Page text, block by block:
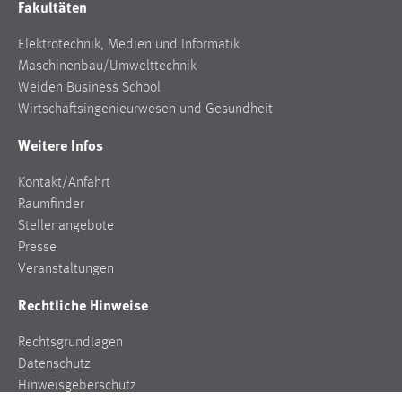
Fakultäten
Elektrotechnik, Medien und Informatik
Maschinenbau/Umwelttechnik
Weiden Business School
Wirtschaftsingenieurwesen und Gesundheit
Weitere Infos
Kontakt/Anfahrt
Raumfinder
Stellenangebote
Presse
Veranstaltungen
Rechtliche Hinweise
Rechtsgrundlagen
Datenschutz
Hinweisgeberschutz
Zweck:
einloggen zu können.
Cookie Laufzeit:
24 Stunden
STATISTIK
Statistik Cookies erfassen Informationen anonym.
Diese Informationen helfen uns zu verstehen, wie
unsere Besucher unsere Website nutzen.
_pk_ref, _pk_cvar, _pk_id, _pk_ses
Zweck: